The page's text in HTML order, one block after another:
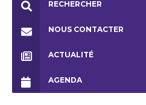
RECHERCHER
NOUS CONTACTER
ACTUALITÉ
AGENDA